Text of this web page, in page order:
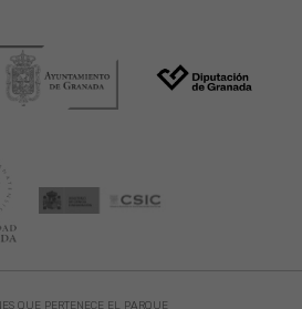
QUE PERTENECE EL PARQUE